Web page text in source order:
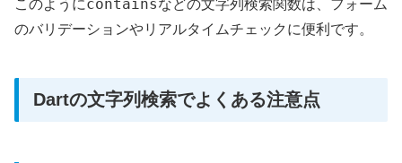
このようにcontainsなどの文字列検索関数は、フォーム
のバリデーションやリアルタイムチェックに便利です。
Dartの文字列検索でよくある注意点